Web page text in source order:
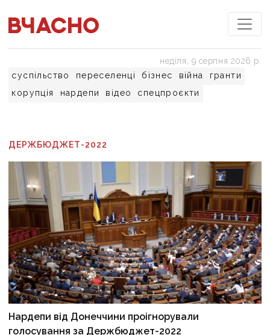
суспільство переселенці бізнес війна
гранти
корупція
нардепи відео спецпроєкти
неділя, 9 серпня 2026 р.
ДЕРЖБЮДЖЕТ-2022
Нардепи від Донеччини проігнорували
голосування за Держбюджет-2022